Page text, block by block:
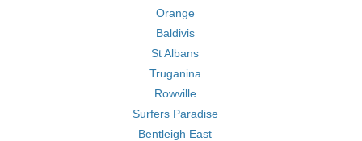
Orange
Baldivis
St Albans
Truganina
Rowville
Surfers Paradise
Bentleigh East